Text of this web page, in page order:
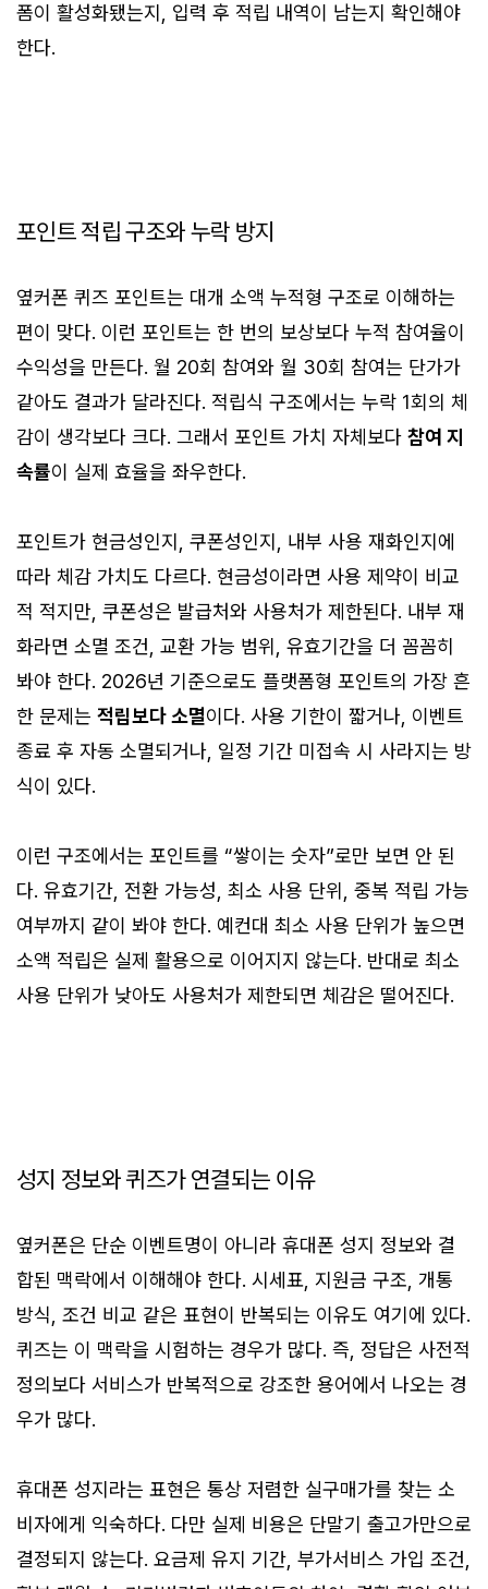
폼이 활성화됐는지, 입력 후 적립 내역이 남는지 확인해야
한다.
포인트 적립 구조와 누락 방지
옆커폰 퀴즈 포인트는 대개 소액 누적형 구조로 이해하는
편이 맞다. 이런 포인트는 한 번의 보상보다 누적 참여율이
수익성을 만든다. 월 20회 참여와 월 30회 참여는 단가가
같아도 결과가 달라진다. 적립식 구조에서는 누락 1회의 체
감이 생각보다 크다. 그래서 포인트 가치 자체보다 참여 지
속률이 실제 효율을 좌우한다.
포인트가 현금성인지, 쿠폰성인지, 내부 사용 재화인지에
따라 체감 가치도 다르다. 현금성이라면 사용 제약이 비교
적 적지만, 쿠폰성은 발급처와 사용처가 제한된다. 내부 재
화라면 소멸 조건, 교환 가능 범위, 유효기간을 더 꼼꼼히
봐야 한다. 2026년 기준으로도 플랫폼형 포인트의 가장 흔
한 문제는 적립보다 소멸이다. 사용 기한이 짧거나, 이벤트
종료 후 자동 소멸되거나, 일정 기간 미접속 시 사라지는 방
식이 있다.
이런 구조에서는 포인트를 “쌓이는 숫자”로만 보면 안 된
다. 유효기간, 전환 가능성, 최소 사용 단위, 중복 적립 가능
여부까지 같이 봐야 한다. 예컨대 최소 사용 단위가 높으면
소액 적립은 실제 활용으로 이어지지 않는다. 반대로 최소
사용 단위가 낮아도 사용처가 제한되면 체감은 떨어진다.
성지 정보와 퀴즈가 연결되는 이유
옆커폰은 단순 이벤트명이 아니라 휴대폰 성지 정보와 결
합된 맥락에서 이해해야 한다. 시세표, 지원금 구조, 개통
방식, 조건 비교 같은 표현이 반복되는 이유도 여기에 있다.
퀴즈는 이 맥락을 시험하는 경우가 많다. 즉, 정답은 사전적
정의보다 서비스가 반복적으로 강조한 용어에서 나오는 경
우가 많다.
휴대폰 성지라는 표현은 통상 저렴한 실구매가를 찾는 소
비자에게 익숙하다. 다만 실제 비용은 단말기 출고가만으로
결정되지 않는다. 요금제 유지 기간, 부가서비스 가입 조건,